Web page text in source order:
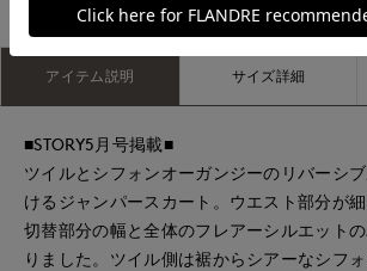
アイテム説明 サイズ詳細
■STORY5月号掲載■
ツイルとシフォンオーガンジーのリバーシ
けるジャンパースカート。ウエスト部分が細
切替部分の幅と全体のフレアーシルエット
りました。ツイル側は裾からシアーなシフ